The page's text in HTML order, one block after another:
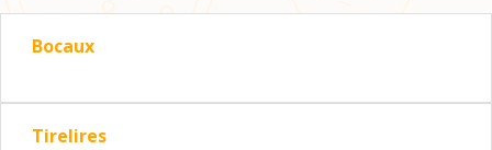
Bocaux
Tirelires